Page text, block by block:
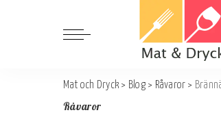
Mat och Dryck > Blog> Råvaror >
Råvaror